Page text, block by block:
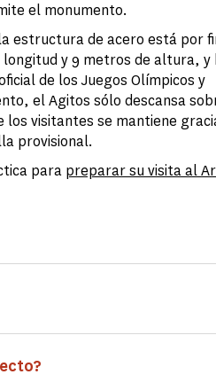
el monumento.
estructura de acero está por
y 9 metros de altura, y
de los Juegos Olímpicos y
el Agitos sólo descansa
visitantes se mantiene
provisional.
para preparar su visita al